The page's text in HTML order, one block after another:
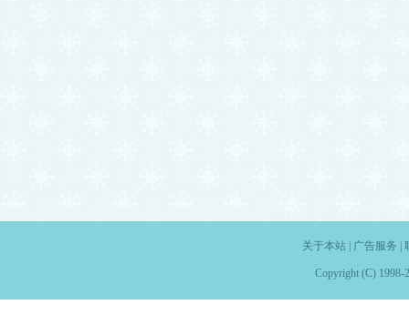
关于本站| 广告服务
Copyright (C) 1998-